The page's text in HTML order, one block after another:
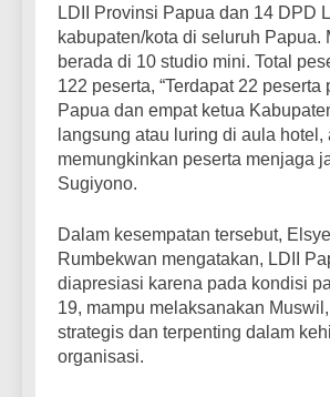
LDII Provinsi Papua dan 14 DPD
kabupaten/kota di seluruh Papua.
berada di 10 studio mini. Total
122 peserta, “Terdapat 22 peserta
Papua dan empat ketua
langsung atau luring di aula hotel,
memungkinkan peserta menjaga
Sugiyono.
Dalam kesempatan tersebut,
Rumbekwan mengatakan, LDII
diapresiasi karena pada kondisi
19, mampu melaksanakan
strategis dan terpenting dalam
organisasi.